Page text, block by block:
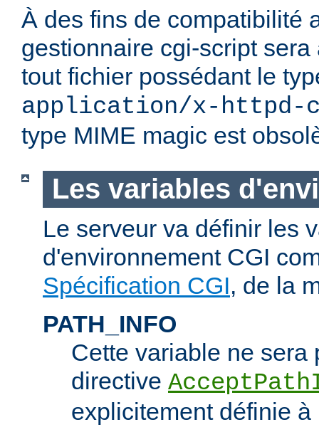
À des fins de compatibilité
gestionnaire cgi-script
tout fichier possédant le
application/x-httpd-
type MIME magic est
Les variables
Le serveur va définir les
d'environnement CGI
Spécification CGI, de la
PATH_INFO
Cette variable ne sera
directive
explicitement définie à